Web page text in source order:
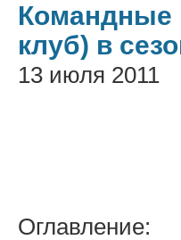
клуб) в
13 июля 2011
Оглавление: